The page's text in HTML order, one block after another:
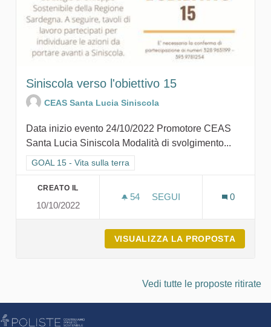
Siniscola verso l'obiettivo 15
CEAS Santa Lucia Siniscola
Data inizio evento 24/10/2022 Promotore CEAS
Santa Lucia Siniscola Modalità di svolgimento...
Filtra i risultati per categoria: GOAL 15 - Vita sulla terra
GOAL 15 - Vita sulla terra
CREATO IL
10/10/2022
54 54 SOSTENITORI
SEGUI
0
VISUALIZZA LA PROPOSTA
Vedi tutte le proposte ritirate